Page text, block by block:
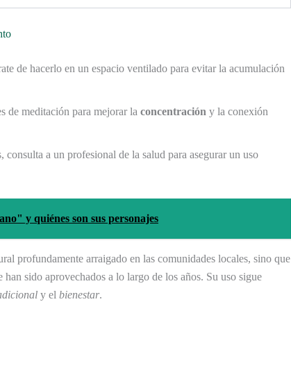
de hacerlo en un espacio ventilado para evitar la acumulación
de meditación para mejorar la concentración y la conexión
consulta a un profesional de la salud para asegurar un uso
y quiénes son sus personajes
profundamente arraigado en las comunidades locales, sino que
han sido aprovechados a lo largo de los años. Su uso sigue
y el bienestar.